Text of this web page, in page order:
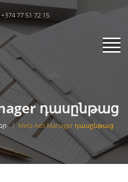
+374 77 51 72 15
դասընթաց
/ Meta Ads Manager դասընթաց